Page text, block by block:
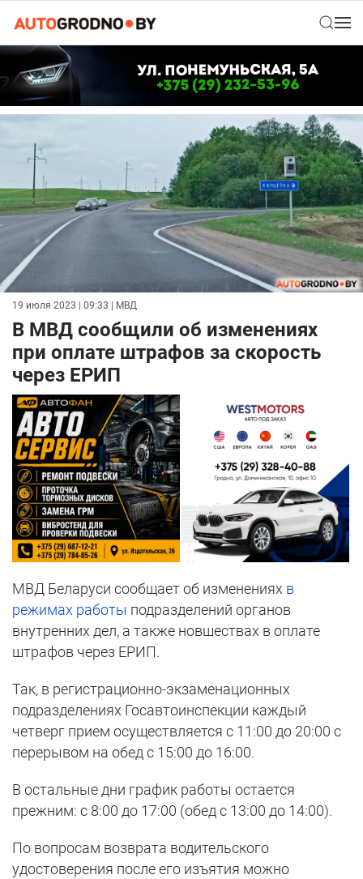
19 июля 2023 | 09:33 | МВД
В МВД сообщили об изменениях
при оплате штрафов за скорость
через ЕРИП
МВД Беларуси сообщает об изменениях в
режимах работы подразделений органов
внутренних дел, а также новшествах в оплате
штрафов через ЕРИП.
Так, в регистрационно-экзаменационных
подразделениях Госавтоинспекции каждый
четверг прием осуществляется с 11:00 до 20:00 с
перерывом на обед с 15:00 до 16:00.
В остальные дни график работы остается
прежним: с 8:00 до 17:00 (обед с 13:00 до 14:00).
По вопросам возврата водительского
удостоверения после его изъятия можно